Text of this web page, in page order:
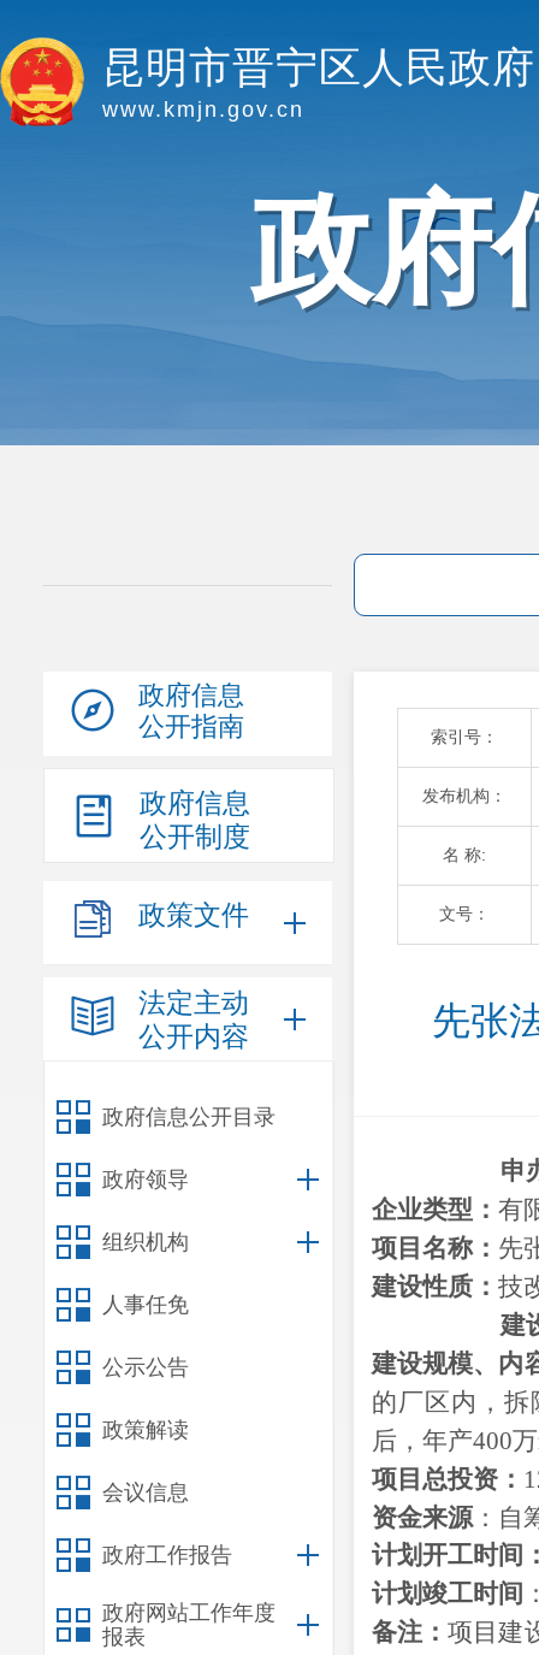
昆明市晋宁区人民政府
www.kmjn.gov.cn
政府
政府信息
公开指南
政府信息
公开制度
政策文件
法定主动
公开内容
政府信息公开目录
政府领导
组织机构
人事任免
公示公告
政策解读
会议信息
政府工作报告
政府网站工作年度
报表
索引号：
发布机构：
名 称:
文号：
先张
申
企业类型： 有
项目名称： 先
建设性质： 技
建
建设规模、 内
的厂区内，拆
后，年产400
项目总投资：
资金来源： 自
计划开工时间
计划竣工时间
备注：项目建